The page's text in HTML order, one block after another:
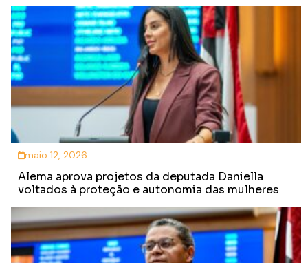
maio 12, 2026
Alema aprova projetos da deputada Daniella
voltados à proteção e autonomia das mulheres